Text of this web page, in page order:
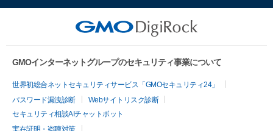
GMOインターネットグループのセキュリティ事業について
世界初総合ネットセキュリティサービス「GMOセキュリティ24」
パスワード漏洩診断
Webサイトリスク診断
セキュリティ相談AIチャットボット
実在証明・盗聴対策